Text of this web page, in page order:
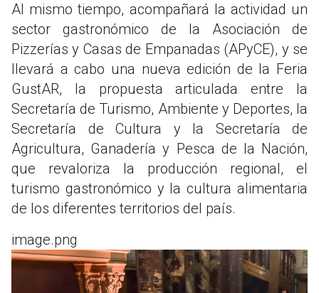
Al mismo tiempo, acompañará la actividad un
sector gastronómico de la Asociación de
Pizzerías y Casas de Empanadas (APyCE), y se
llevará a cabo una nueva edición de la Feria
GustAR, la propuesta articulada entre la
Secretaría de Turismo, Ambiente y Deportes, la
Secretaría de Cultura y la Secretaría de
Agricultura, Ganadería y Pesca de la Nación,
que revaloriza la producción regional, el
turismo gastronómico y la cultura alimentaria
de los diferentes territorios del país.
image.png